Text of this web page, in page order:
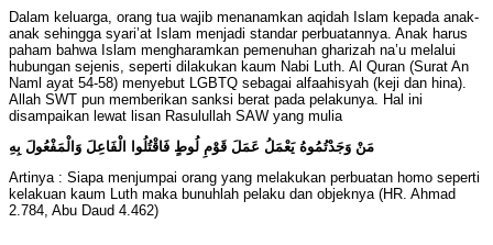
Dalam keluarga, orang tua wajib menanamkan aqidah Islam kepada anak-
anak sehingga syari’at Islam menjadi standar perbuatannya. Anak harus
paham bahwa Islam mengharamkan pemenuhan gharizah na’u melalui
hubungan sejenis, seperti dilakukan kaum Nabi Luth. Al Quran (Surat An
Naml ayat 54-58) menyebut LGBTQ sebagai alfaahisyah (keji dan hina).
Allah SWT pun memberikan sanksi berat pada pelakunya. Hal ini
disampaikan lewat lisan Rasulullah SAW yang mulia
مَنْ وَجَدْتُمُوهُ يَعْمَلُ عَمَلَ قَوْمِ لُوطٍ فَاقْتُلُوا الْفَاعِلَ وَالْمَفْعُولَ بِهِ
Artinya : Siapa menjumpai orang yang melakukan perbuatan homo seperti
kelakuan kaum Luth maka bunuhlah pelaku dan objeknya (HR. Ahmad
2.784, Abu Daud 4.462)